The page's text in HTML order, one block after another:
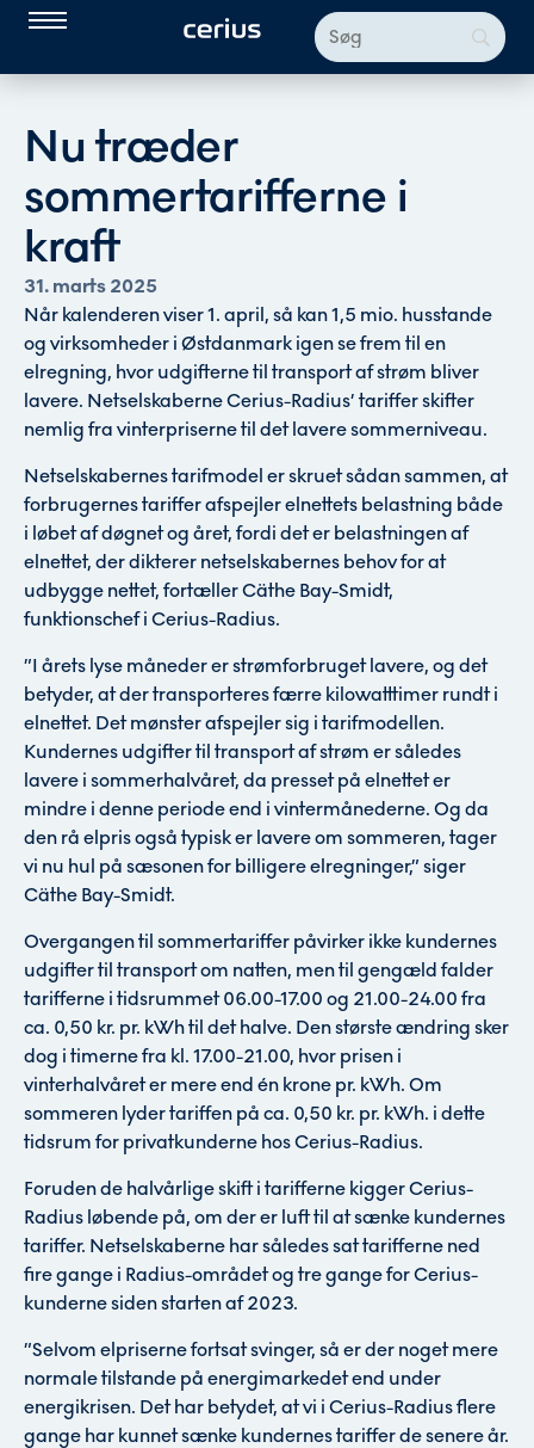
Nu træder
sommertarifferne i
kraft
31. marts 2025
Når kalenderen viser 1. april, så kan 1,5 mio. husstande
og virksomheder i Østdanmark igen se frem til en
elregning, hvor udgifterne til transport af strøm bliver
lavere. Netselskaberne Cerius-Radius’ tariffer skifter
nemlig fra vinterpriserne til det lavere sommerniveau.
Netselskabernes tarifmodel er skruet sådan sammen, at
forbrugernes tariffer afspejler elnettets belastning både
i løbet af døgnet og året, fordi det er belastningen af
elnettet, der dikterer netselskabernes behov for at
udbygge nettet, fortæller Cäthe Bay-Smidt,
funktionschef i Cerius-Radius.
”I årets lyse måneder er strømforbruget lavere, og det
betyder, at der transporteres færre kilowatttimer rundt i
elnettet. Det mønster afspejler sig i tarifmodellen.
Kundernes udgifter til transport af strøm er således
lavere i sommerhalvåret, da presset på elnettet er
mindre i denne periode end i vintermånederne. Og da
den rå elpris også typisk er lavere om sommeren, tager
vi nu hul på sæsonen for billigere elregninger,” siger
Cäthe Bay-Smidt.
Overgangen til sommertariffer påvirker ikke kundernes
udgifter til transport om natten, men til gengæld falder
tarifferne i tidsrummet 06.00-17.00 og 21.00-24.00 fra
ca. 0,50 kr. pr. kWh til det halve. Den største ændring sker
dog i timerne fra kl. 17.00-21.00, hvor prisen i
vinterhalvåret er mere end én krone pr. kWh. Om
sommeren lyder tariffen på ca. 0,50 kr. pr. kWh. i dette
tidsrum for privatkunderne hos Cerius-Radius.
Foruden de halvårlige skift i tarifferne kigger Cerius-
Radius løbende på, om der er luft til at sænke kundernes
tariffer. Netselskaberne har således sat tarifferne ned
fire gange i Radius-området og tre gange for Cerius-
kunderne siden starten af 2023.
”Selvom elpriserne fortsat svinger, så er der noget mere
normale tilstande på energimarkedet end under
energikrisen. Det har betydet, at vi i Cerius-Radius flere
gange har kunnet sænke kundernes tariffer de senere år.